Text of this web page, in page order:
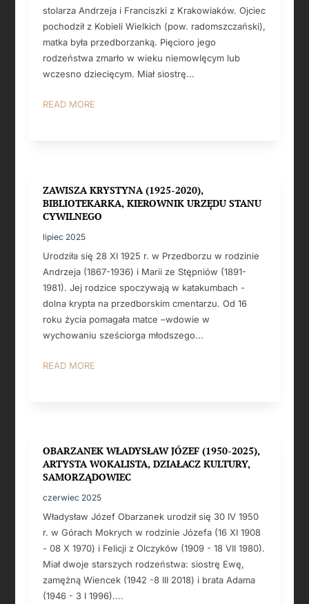
stolarza Andrzeja i Franciszki z Krakowiaków. Ojciec
pochodził z Kobieli Wielkich (pow. radomszczański),
matka była przedborzanką. Pięcioro jego
rodzeństwa zmarło w wieku niemowlęcym lub
wczesno dziecięcym. Miał siostrę...
READ MORE
ZAWISZA KRYSTYNA (1925-2020),
BIBLIOTEKARKA, KIEROWNIK URZĘDU STANU
CYWILNEGO
lipiec 2025
Urodziła się 28 XI 1925 r. w Przedborzu w rodzinie
Andrzeja (1867-1936) i Marii ze Stępniów (1891-
1981). Jej rodzice spoczywają w katakumbach -
dolna krypta na przedborskim cmentarzu. Od 16
roku życia pomagała matce –wdowie w
wychowaniu sześciorga młodszego...
READ MORE
OBARZANEK WŁADYSŁAW JÓZEF (1950-2025),
ARTYSTA WOKALISTA, DZIAŁACZ KULTURY,
SAMORZĄDOWIEC
czerwiec 2025
Władysław Józef Obarzanek urodził się 30 IV 1950
r. w Górach Mokrych w rodzinie Józefa (16 XI 1908
- 08 X 1970) i Felicji z Olczyków (1909 - 18 VII 1980).
Miał dwoje starszych rodzeństwa: siostrę Ewę,
zamężną Wiencek (1942 -8 III 2018) i brata Adama
(1946 - 3 I 1996)....